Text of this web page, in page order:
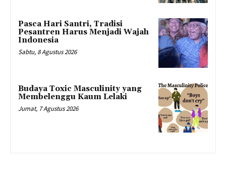
Pasca Hari Santri, Tradisi
Pesantren Harus Menjadi Wajah
Indonesia
Sabtu, 8 Agustus 2026
Budaya Toxic Masculinity yang
Membelenggu Kaum Lelaki
Jumat, 7 Agustus 2026